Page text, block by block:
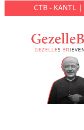
CTB - KANTL